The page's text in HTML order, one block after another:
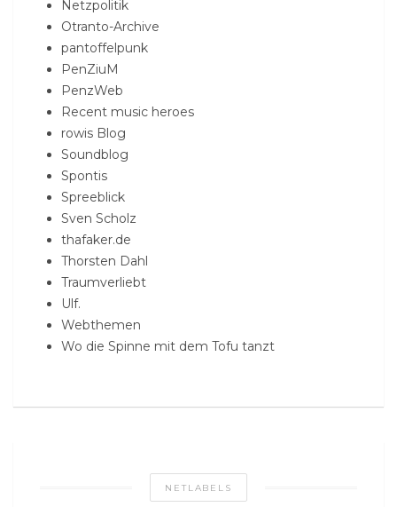
Netzpolitik
Otranto-Archive
pantoffelpunk
PenZiuM
PenzWeb
Recent music heroes
rowis Blog
Soundblog
Spontis
Spreeblick
Sven Scholz
thafaker.de
Thorsten Dahl
Traumverliebt
Ulf.
Webthemen
Wo die Spinne mit dem Tofu tanzt
NETLABELS